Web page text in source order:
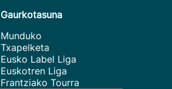
Gaurkotasuna
Munduko
Txapelketa
Eusko Label Liga
Euskotren Liga
Frantziako Tourra